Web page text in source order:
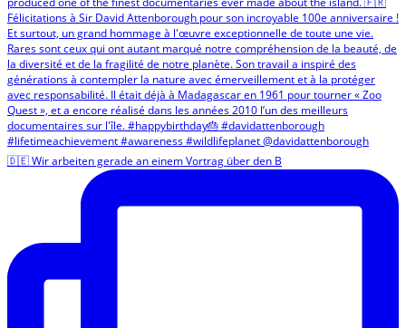
🇩🇪 Wir arbeiten gerade an einem Vortrag über den B